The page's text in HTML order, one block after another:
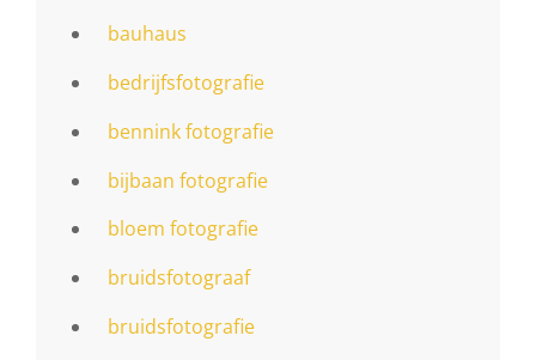
bauhaus
bedrijfsfotografie
bennink fotografie
bijbaan fotografie
bloem fotografie
bruidsfotograaf
bruidsfotografie